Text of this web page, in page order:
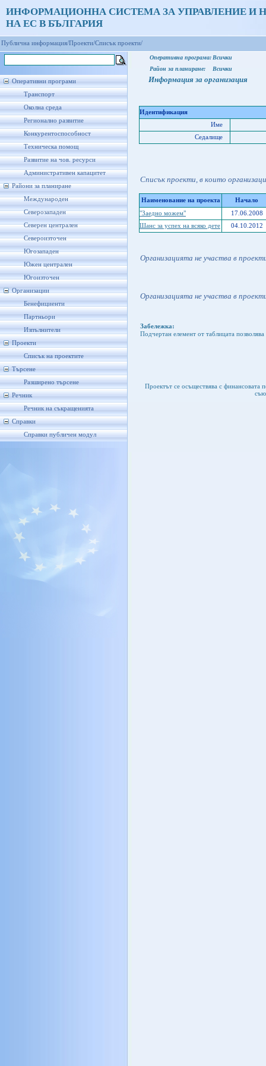
ИНФОРМАЦИОННА СИСТЕМА ЗА УПРАВЛЕНИЕ И
НА ЕС В БЪЛГАРИЯ
Публична информация/Проекти/Списък проекти/
Оперативни програми
Транспорт
Околна среда
Регионално развитие
Конкурентоспособност
Техническа помощ
Развитие на чов. ресурси
Административен капацитет
Райони за планиране
Международен
Северозападен
Северен централен
Североизточен
Югозападен
Южен централен
Югоизточен
Организации
Бенефициенти
Партньори
Изпълнители
Проекти
Списък на проектите
Търсене
Разширено търсене
Речник
Речник на съкращенията
Справки
Справки публичен модул
Оперативна програма: Всички
Район за планиране:
Всички
Информация за организация
Идентификация
Име
Седалище
Списък проекти, в които
Наименование на проекта
Начало
"Заедно можем"
17.06.2008
Шанс за успех на всяко дете
04.10.2012
Организацията не участва в
Организацията не участва в
Забележка:
Подчертан елемент от таблицата
Проектът се осъществява с финансовата